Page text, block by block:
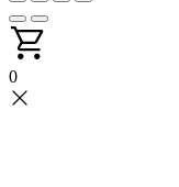
0